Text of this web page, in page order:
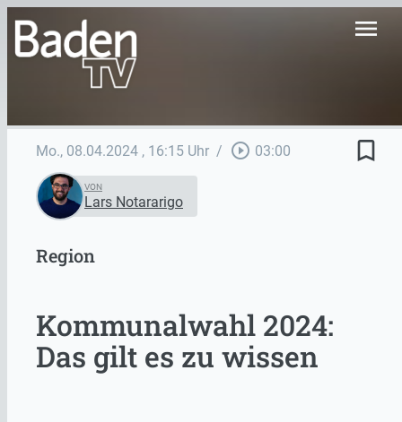
menu
Mo., 08.04.2024 , 16:15 Uhr / play_circle_outline 03:00 bookmark_border
VON
Lars Notararigo
Region
Kommunalwahl 2024:
Das gilt es zu wissen